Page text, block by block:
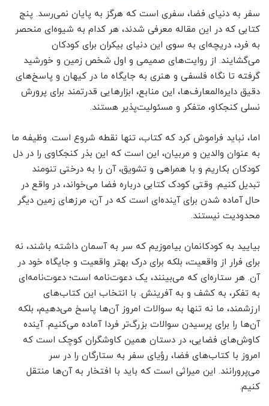
سفر به دنیای فضا، سفری است که هرگز به پایان نمی‌رسد. پنج
کتابی که در این مقاله معرفی شدند، هر کدام به شیوه‌ای منحصر
به فرد، دریچه‌ای به سوی این دنیای بیکران برای کودکان
می‌گشایند. از روایت‌های صمیمی و اول شخص زمین و خورشید
گرفته تا نگاه فلسفی و هنری به جایگاه ما در کیهان و پاسخ‌های
دقیق دایره‌المعارف‌ها، این منابع، ابزارهایی قدرتمند برای پرورش
نسلی کنجکاو، متفکر و مسئولیت‌پذیر هستند.
اما، نباید فراموش کرد که کتاب، تنها نقطه شروع است. وظیفه ما
به عنوان والدین و مربیان، این است که این بذر کنجکاوی را در دل
کودکان بکاریم و با همراهی و تشویق، آن را به درختی تنومند
تبدیل کنیم. وقتی کودک کتابی درباره فضا می‌خواند، در واقع در
حال آماده شدن برای آینده‌ای است که در آن، مرزهای زمین دیگر
محدودیت نیستند.
بیایید به کودکانمان بیاموزیم که سر به آسمان داشته باشند، نه
برای فرار از واقعیت، بلکه برای درک بهتر واقعیت و جایگاه خود در
آن. هر ستاره‌ای که می‌بینند، یک دعوت‌نامه است؛ دعوت‌نامه‌ای
به تفکر، به کشف و به آفرینش. با انتخاب این کتاب‌های
ارزشمند، ما نه تنها به سوالات امروز آن‌ها پاسخ می‌دهیم، بلکه
آن‌ها را برای پرسیدن سوالات بزرگ‌تر فردا آماده می‌کنیم. آینده
کاوش‌های فضایی، در دستان همین کاوشگران کوچک است که
امروز با کتاب‌های فضا، رؤیای سفر به ستارگان را در سر
می‌پرورانند. این میراثی است که باید با افتخار به آن‌ها منتقل
کنیم.